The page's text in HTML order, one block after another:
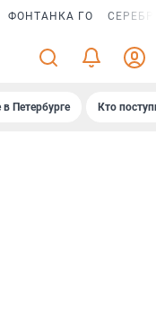
ФОНТАНКА ГО
Петербурге Кто